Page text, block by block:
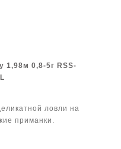
1,98м 0,8-5г RSS-
ловли на
приманки.